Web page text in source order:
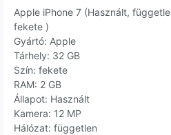
Apple iPhone 7 (Használt,
fekete )
Gyártó: Apple
Tárhely: 32 GB
Szín: fekete
RAM: 2 GB
Állapot: Használt
Kamera: 12 MP
Hálózat: független